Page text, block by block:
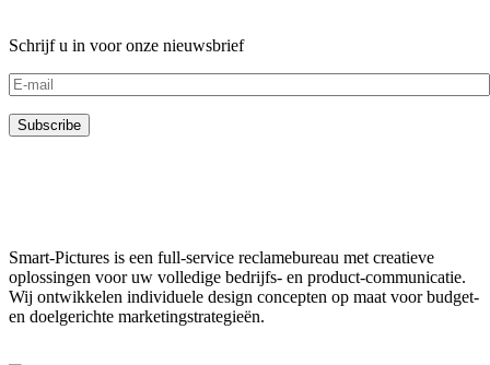
Schrijf u in voor onze nieuwsbrief
Smart-Pictures is een full-service reclamebureau met creatieve
oplossingen voor uw volledige bedrijfs- en product-communicatie.
Wij ontwikkelen individuele design concepten op maat voor budget-
en doelgerichte marketingstrategieën.